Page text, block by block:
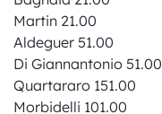
Martin 21.00
Aldeguer 51.00
Di Giannantonio 51.00
Quartararo 151.00
Morbidelli 101.00